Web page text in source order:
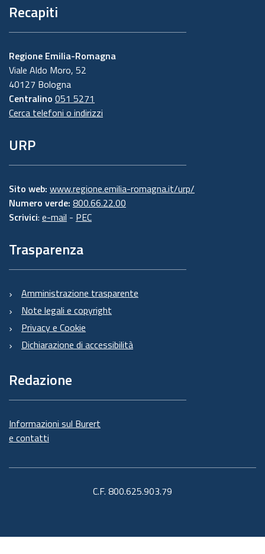
Recapiti
Regione Emilia-Romagna
Viale Aldo Moro, 52
40127 Bologna
Centralino 051 5271
Cerca telefoni o indirizzi
URP
Sito web: www.regione.emilia-romagna.it/urp/
Numero verde: 800.66.22.00
Scrivici: e-mail - PEC
Trasparenza
Amministrazione trasparente
Note legali e copyright
Privacy e Cookie
Dichiarazione di accessibilità
Redazione
Informazioni sul Burert
e contatti
C.F. 800.625.903.79